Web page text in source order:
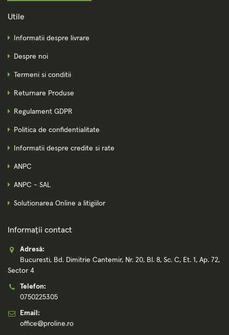
Utile
Informatii despre livrare
Despre noi
Termeni si conditii
Returnare Produse
Regulament GDPR
Politica de confidentialitate
Informatii despre credite si rate
ANPC
ANPC - SAL
Solutionarea Online a litigiilor
Informații contact
Adresă:
Bucuresti, Bd. Dimitrie Cantemir, Nr. 20, Bl. 8, Sc. C, Et. 1, Ap. 72,
Sector 4
Telefon:
0750225305
Email:
office@proline.ro